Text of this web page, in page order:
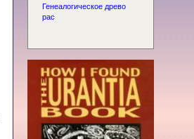
Генеалогическое древо
рас